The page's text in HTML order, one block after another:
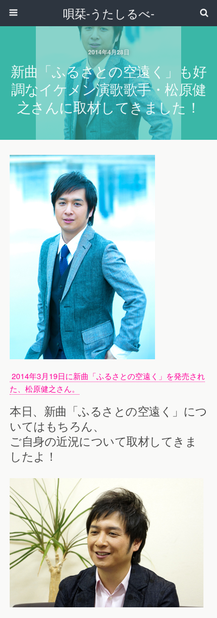
唄栞-うたしるべ-
2014年4月28日
新曲「ふるさとの空遠く」も好
調なイケメン演歌歌手・松原健
之さんに取材してきました！
2014年3月19日に新曲「ふるさとの空遠く」を発売され
た、松原健之さん。
本日、新曲「ふるさとの空遠く」につ
いてはもちろん、
ご自身の近況について取材してきま
したよ！